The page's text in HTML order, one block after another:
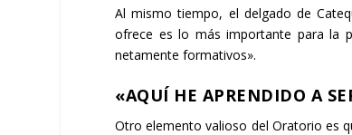
Al mismo tiempo, el delgado de
ofrece es lo más importante para la
netamente formativos».
«AQUÍ HE APRENDIDO A
Otro elemento valioso del Oratorio es